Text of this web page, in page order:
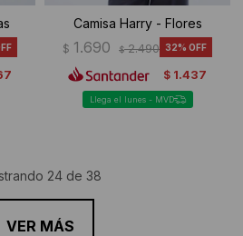
Camisa Harry - Flores
$ 1.690 $ 2.490 32
$ 1.437
Llega el lunes - MVD
24de 38
VER MÁS